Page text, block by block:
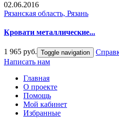
02.06.2016
Рязанская область, Рязань
Кровати металлические...
1 965 руб. Toggle navigation
Написать нам
Главная
О проекте
Помощь
Мой кабинет
Избранные